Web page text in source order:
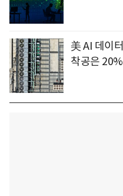
美 AI 데이
착공은 20%